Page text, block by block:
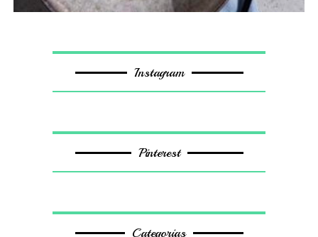
Instagram
Pinterest
Categorias